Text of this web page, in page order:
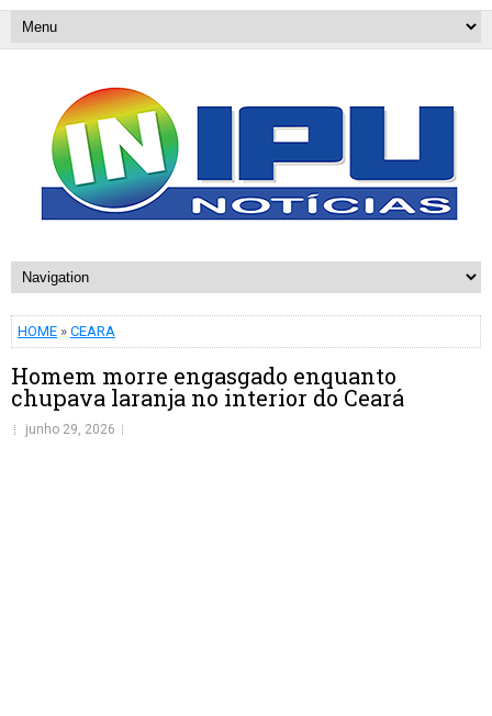
HOME » CEARA
Homem morre engasgado enquanto
chupava laranja no interior do Ceará
junho 29, 2026